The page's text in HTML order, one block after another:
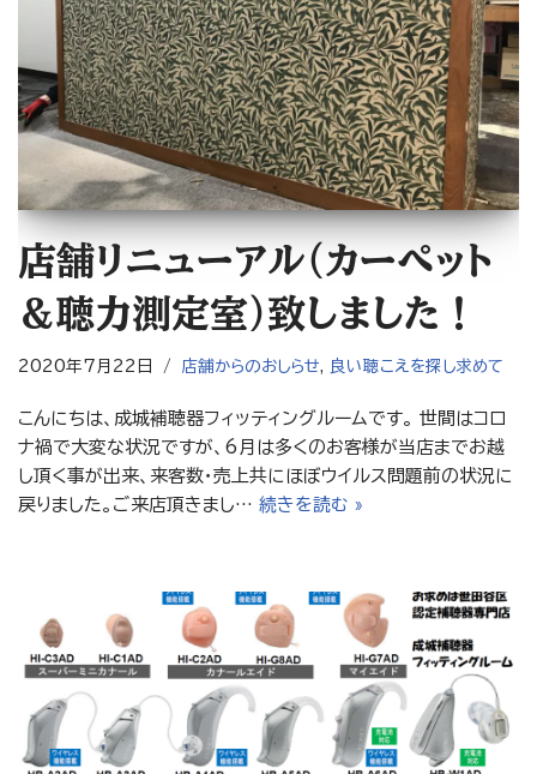
店舗リニューアル（カーペット
＆聴力測定室）致しました！
2020年7月22日 店舗からのおしらせ, 良い聴こえを探し求めて
こんにちは、成城補聴器フィッティングルームです。 世間はコロ
ナ禍で大変な状況ですが、6月は多くのお客様が当店までお越
し頂く事が出来、来客数・売上共にほぼウイルス問題前の状況に
戻りました。ご来店頂きまし… 続きを読む »